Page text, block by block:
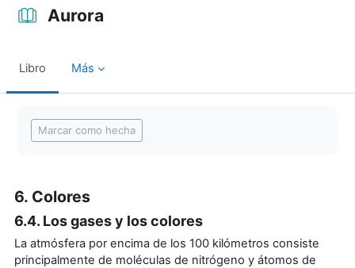
Aurora
Libro Más
Marcar como hecha
6. Colores
6.4. Los gases y los colores
La atmósfera por encima de los 100 kilómetros consiste
principalmente de moléculas de nitrógeno y átomos de